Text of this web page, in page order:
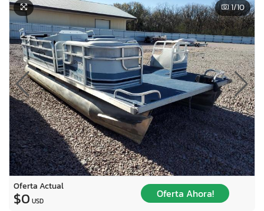
1/10
Oferta Actual
$0 USD
Oferta Ahora!